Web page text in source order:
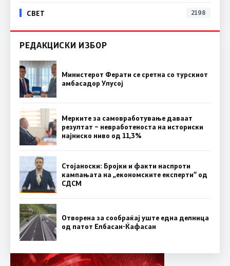
СВЕТ 2198
РЕДАКЦИСКИ ИЗБОР
Министерот Ферати се сретна со турскиот
амбасадор Улусој
Мерките за самовработување даваат
резултат – невработеноста на историски
најниско ниво од 11,3%
Стојаноски: Бројки и факти наспроти
кампањата на „економските експерти“ од
СДСM
Отворена за сообраќај уште една делница
од патот Елбасан-Ќафасан